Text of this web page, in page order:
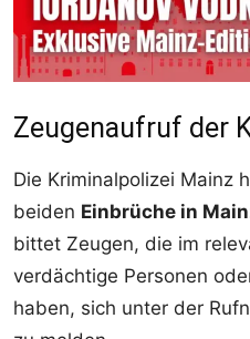
Zeugenaufruf der
Die Kriminalpolizei Mainz
beiden Einbrüche in
bittet Zeugen, die im
verdächtige Personen
haben, sich unter der